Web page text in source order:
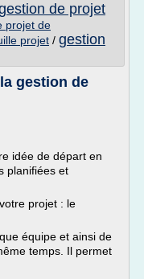
de projet
projet de
projet / gestion
gestion de
idée de départ en
planifiées et
projet : le
équipe et ainsi de
temps. Il permet